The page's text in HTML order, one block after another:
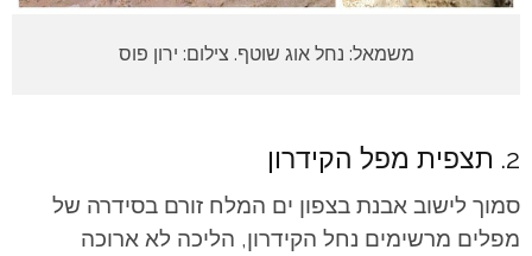
משמאל: נחל אוג שוטף. צילום: ירון פוס
2. תצפית מפל הקידרון
סמוך לישוב אבנת בצפון ים המלח זורם בסידרה של
מפלים מרשימים נחל הקידרון, הליכה לא ארוכה